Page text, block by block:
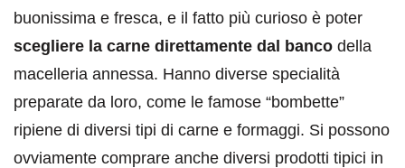
buonissima e fresca, e il fatto più curioso è poter
scegliere la carne direttamente dal banco della
macelleria annessa. Hanno diverse specialità
preparate da loro, come le famose “bombette”
ripiene di diversi tipi di carne e formaggi. Si possono
ovviamente comprare anche diversi prodotti tipici in